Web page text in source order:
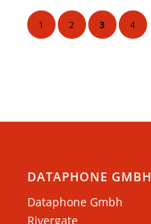
1 2 3 4
DATAPHONE GMBH
Dataphone Gmbh
Rivergate